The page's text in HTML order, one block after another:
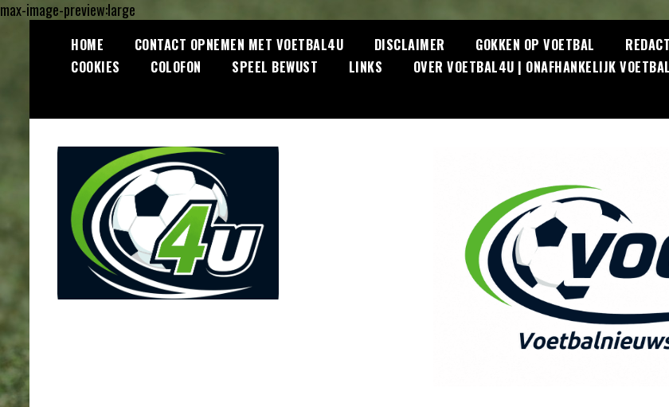
max-image-preview:large
HOME CONTACT OPNEMEN MET VOETBAL4U DISCLAIMER GOKKEN OP VOETBAL
COOKIES
COLOFON SPEEL BEWUST LINKS OVER VOETBAL4U | ONAFHANKELIJK